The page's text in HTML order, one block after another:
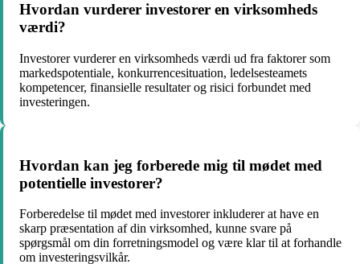
Hvordan vurderer investorer en virksomheds
værdi?
Investorer vurderer en virksomheds værdi ud fra faktorer som
markedspotentiale, konkurrencesituation, ledelsesteamets
kompetencer, finansielle resultater og risici forbundet med
investeringen.
Hvordan kan jeg forberede mig til mødet med
potentielle investorer?
Forberedelse til mødet med investorer inkluderer at have en
skarp præsentation af din virksomhed, kunne svare på
spørgsmål om din forretningsmodel og være klar til at forhandle
om investeringsvilkår.